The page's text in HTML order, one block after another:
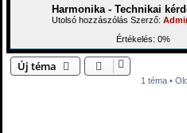
Harmonika - Technikai
Utolsó hozzászólás Szerző:
Értékelés: 0%
Új téma
1 téma •